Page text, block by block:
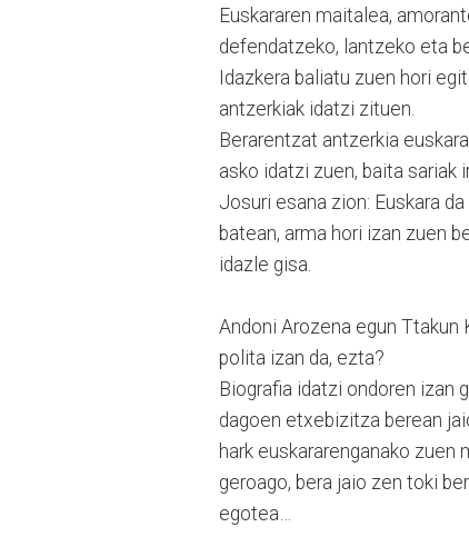
Euskararen maitalea,
defendatzeko, lantzeko eta
Idazkera baliatu zuen hori
antzerkiak idatzi zituen.
Berarentzat antzerkia
asko idatzi zuen, baita sariak
Josuri esana zion: Euskara
batean, arma hori izan zuen
idazle gisa.
Andoni Arozena egun
polita izan da, ezta?
Biografia idatzi ondoren izan
dagoen etxebizitza berean
hark euskararenganako
geroago, bera jaio zen toki
egotea…